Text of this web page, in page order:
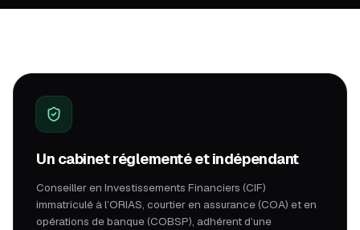
Un cabinet réglementé et indépendant
Conseiller en Investissements Financiers (CIF)
immatriculé à l’ORIAS, courtier en assurance (COA) et en
opérations de banque (COBSP), adhérent d’une